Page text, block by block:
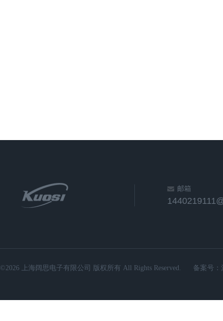
邮箱
©2026 上海阔思电子有限公司 版权所有 All Rights Reserved. 备案号：